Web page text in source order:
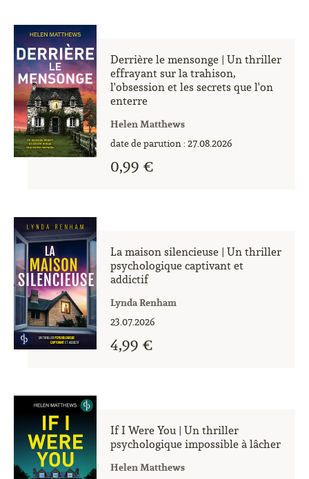
Derrière le mensonge | Un thriller
effrayant sur la trahison,
l'obsession et les secrets que l'on
enterre
Helen Matthews
date de parution : 27.08.2026
0,99 €
La maison silencieuse | Un thriller
psychologique captivant et
addictif
Lynda Renham
23.07.2026
4,99 €
If I Were You | Un thriller
psychologique impossible à lâcher
Helen Matthews